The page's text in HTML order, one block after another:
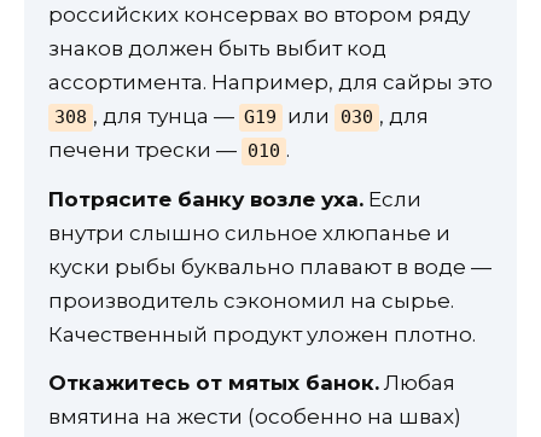
российских консервах во втором ряду
знаков должен быть выбит код
ассортимента. Например, для сайры это
308 , для тунца — G19 или 030 , для
печени трески — 010 .
Потрясите банку возле уха. Если
внутри слышно сильное хлюпанье и
куски рыбы буквально плавают в воде —
производитель сэкономил на сырье.
Качественный продукт уложен плотно.
Откажитесь от мятых банок.Любая
вмятина на жести (особенно на швах)